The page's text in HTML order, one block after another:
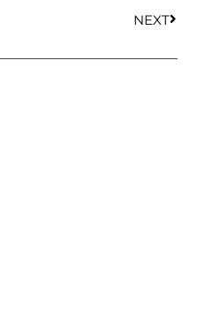
NEXT